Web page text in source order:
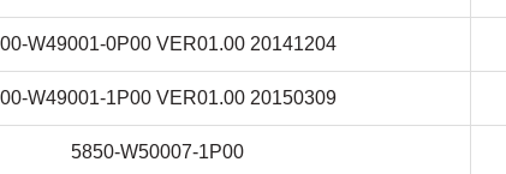
W49001-0P00 VER01.00 20141204
W49001-1P00 VER01.00 20150309
5850-W50007-1P00